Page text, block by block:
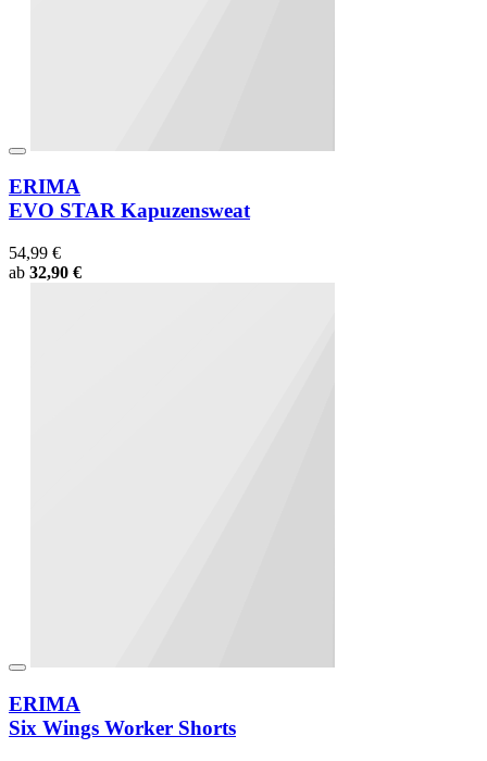
ERIMA
EVO STAR Kapuzensweat
54,99 €
ab 32,90 €
ERIMA
Six Wings Worker Shorts